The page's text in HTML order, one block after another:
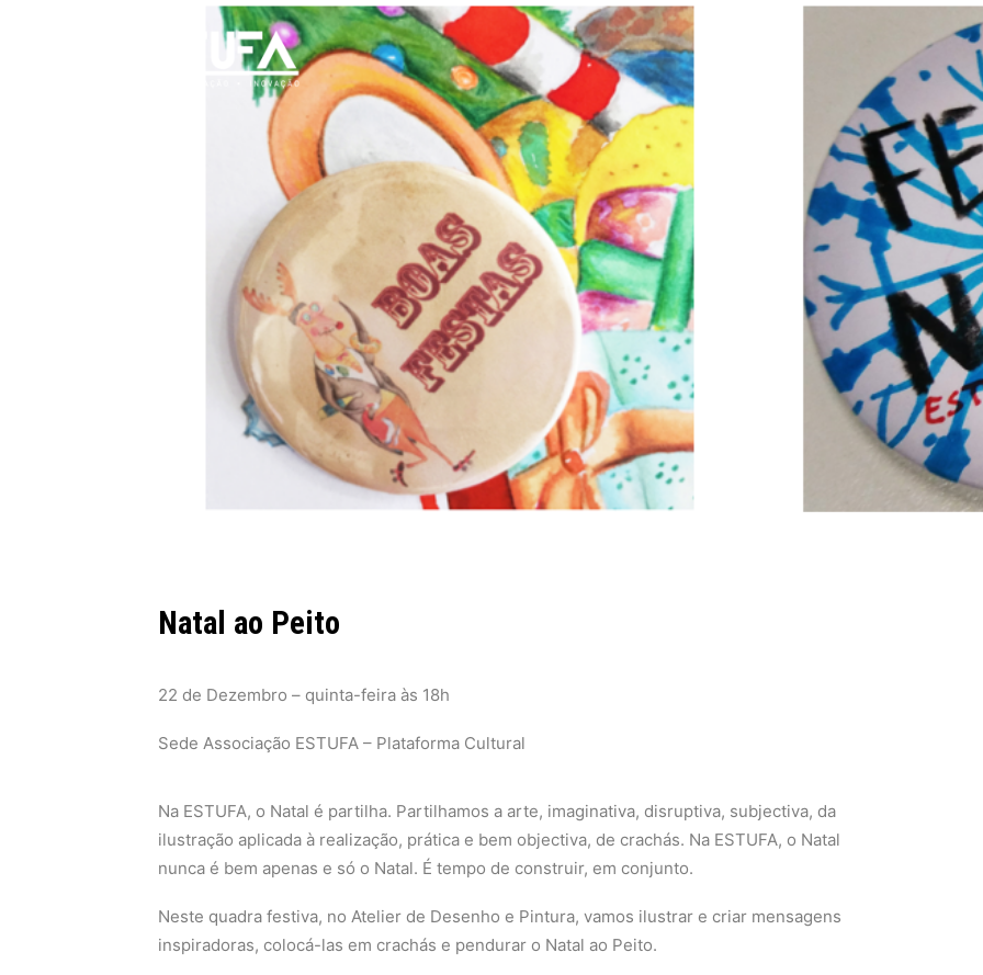
Natal ao Peito
22 de Dezembro – quinta-feira às 18h
Sede Associação ESTUFA – Plataforma Cultural
Na ESTUFA, o Natal é partilha. Partilhamos a arte, imaginativa, disruptiva, subjectiva, da
ilustração aplicada à realização, prática e bem objectiva, de crachás. Na ESTUFA, o Natal
nunca é bem apenas e só o Natal. É tempo de construir, em conjunto.
Neste quadra festiva, no Atelier de Desenho e Pintura, vamos ilustrar e criar mensagens
inspiradoras, colocá-las em crachás e pendurar o Natal ao Peito.